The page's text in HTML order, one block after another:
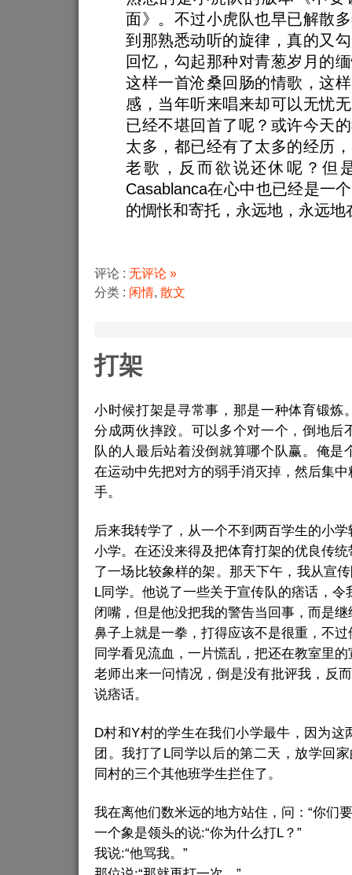
面》。不过小虎队也早已解散
到那熟悉动听的旋律，真的又
回忆，勾起那种对青葱岁月的
这样一首沧桑回肠的情歌，这
感，当年听来唱来却可以无忧
已经不堪回首了呢？或许今天
太多，都已经有了太多的经历
老歌，反而欲说还休呢？但
Casablanca在心中也已经是一
的惆怅和寄托，永远地，永远地
评论 : 无评论 »
分类 : 闲情, 散文
打架
小时候打架是寻常事，那是一种体育锻炼
分成两伙摔跤。可以多个对一个，倒地后
队的人最后站着没倒就算哪个队赢。俺是
在运动中先把对方的弱手消灭掉，然后集
手。
后来我转学了，从一个不到两百学生的小
小学。在还没来得及把体育打架的优良传
了一场比较象样的架。那天下午，我从宣
L同学。他说了一些关于宣传队的痞话，
闭嘴，但是他没把我的警告当回事，而是
鼻子上就是一拳，打得应该不是很重，不
同学看见流血，一片慌乱，把还在教室里
老师出来一问情况，倒是没有批评我，反
说痞话。
D村和Y村的学生在我们小学最牛，因为这
团。我打了L同学以后的第二天，放学回
同村的三个其他班学生拦住了。
我在离他们数米远的地方站住，问：“你们
一个象是领头的说:“你为什么打L？”
我说:“他骂我。”